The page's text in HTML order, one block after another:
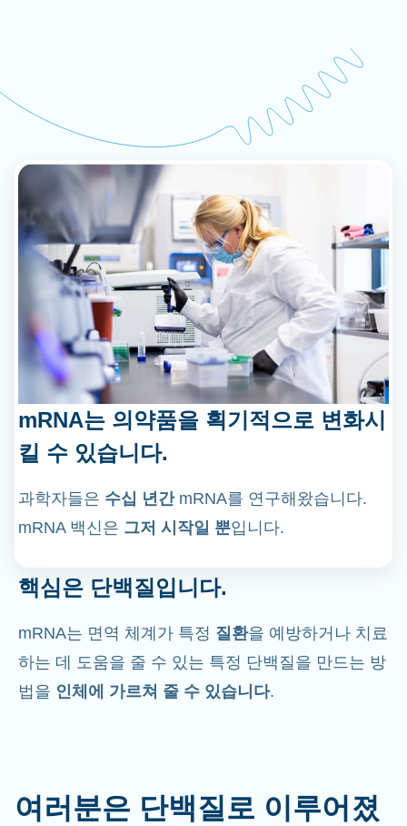
mRNA는 의약품을 획기적으로 변화시
킬 수 있습니다.
과학자들은 수십 년간 mRNA를 연구해왔습니다.
mRNA 백신은 그저 시작일 뿐입니다.
핵심은 단백질입니다.
mRNA는 면역 체계가 특정 질환을 예방하거나 치료
하는 데 도움을 줄 수 있는 특정 단백질을 만드는 방
법을 인체에 가르쳐 줄 수 있습니다.
여러분은 단백질로 이루어졌